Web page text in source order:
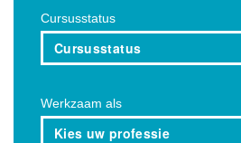
Cursusstatus
Cursusstatus
Werkzaam als
Kies uw professie